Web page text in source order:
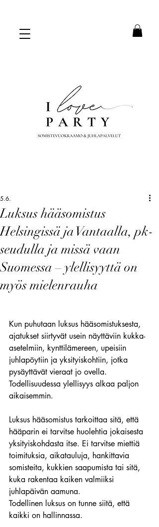
Luksus hääsomistus
Helsingissä ja Vantaalla, pk-
seudulla ja missä vaan
Suomessa – ylellisyyttä on
myös mielenrauha
5.6.
Kun puhutaan luksus hääsomistuksesta,
ajatukset siirtyvät usein näyttäviin kukka-
asetelmiin, kynttilämereen, upeisiin
juhlapöytiin ja yksityiskohtiin, jotka
pysäyttävät vieraat jo ovella.
Todellisuudessa ylellisyys alkaa paljon
aikaisemmin.
Luksus hääsomistus tarkoittaa sitä, että
hääparin ei tarvitse huolehtia jokaisesta
yksityiskohdasta itse. Ei tarvitse miettiä
toimituksia, aikatauluja, hankittavia
somisteita, kukkien saapumista tai sitä,
kuka rakentaa kaiken valmiiksi
juhlapäivän aamuna.
Todellinen luksus on tunne siitä, että
kaikki on hallinnassa.